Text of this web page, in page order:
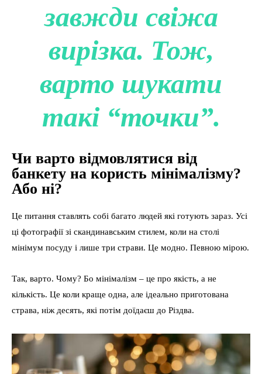
завжди свіжа
вирізка. Тож,
варто шукати
такі “точки”.
Чи варто відмовлятися від
банкету на користь мінімалізму?
Або ні?
Це питання ставлять собі багато людей які готують зараз. Усі
ці фотографії зі скандинавським стилем, коли на столі
мінімум посуду і лише три страви. Це модно. Певною мірою.
Так, варто. Чому? Бо мінімалізм – це про якість, а не
кількість. Це коли краще одна, але ідеально приготована
страва, ніж десять, які потім доїдаєш до Різдва.